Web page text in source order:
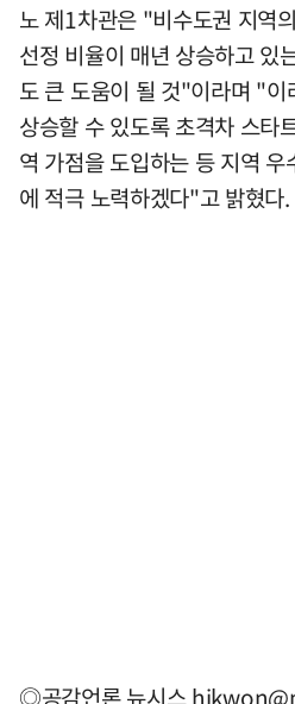
노 제1차관은 "비수도권 지역
선정 비율이 매년 상승하고 있
도 큰 도움이 될 것"이라며 "이
상승할 수 있도록 초격차 스타
역 가점을 도입하는 등 지역
에 적극 노력하겠다"고 밝혔다.
◎공감언론 뉴시스